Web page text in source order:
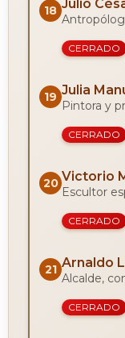
18 Julio
CERRADO
19 Julia
CERRADO
20 Victorio
CERRADO
21 Arnaldo
Alcalde,
CERRADO